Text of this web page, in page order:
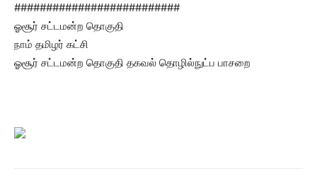
##########################
ஓசூர் சட்டமன்ற தொகுதி
நாம் தமிழர் கட்சி
ஓசூர் சட்டமன்ற தொகுதி தகவல் தொழில்நுட்ப பாசறை